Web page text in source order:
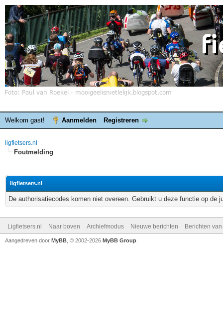
Welkom gast! Aanmelden Registreren
ligfietsers.nl
Foutmelding
ligfietsers.nl
De authorisatiecodes komen niet overeen. Gebruikt u deze functie op de
Ligfietsers.nl Naar boven Archiefmodus Nieuwe berichten Berichten
Aangedreven door MyBB , © 2002-2026 MyBB Group